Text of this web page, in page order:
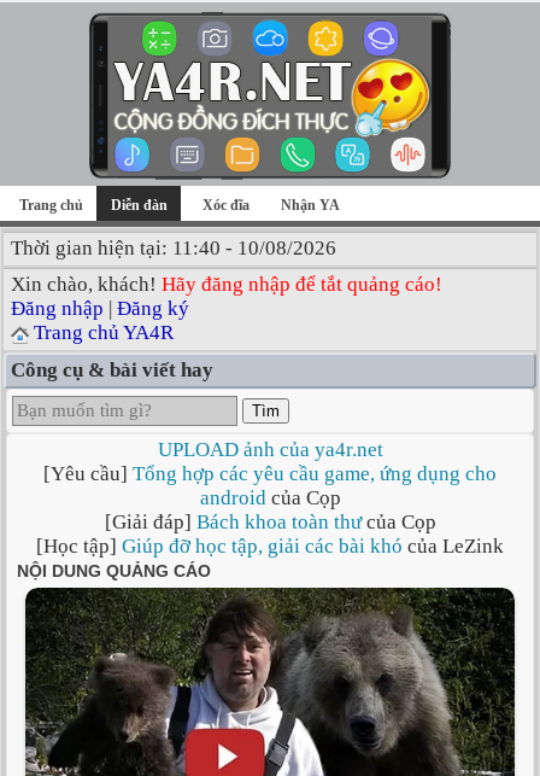
Trang chủ Diễn đàn Xóc đĩa Nhận YA
Thời gian hiện tại: 11:40 - 10/08/2026
Xin chào, khách! Hãy đăng nhập để tắt quảng cáo!
Đăng nhập | Đăng ký
Trang chủ YA4R
Công cụ & bài viết hay
Tìm
UPLOAD ảnh của ya4r.net
[Yêu cầu] Tổng hợp các yêu cầu game, ứng dụng cho
androidcủa Cọp
[Giải đáp] Bách khoa toàn thưcủa Cọp
[Học tập] Giúp đỡ học tập, giải các bài khó của LeZink